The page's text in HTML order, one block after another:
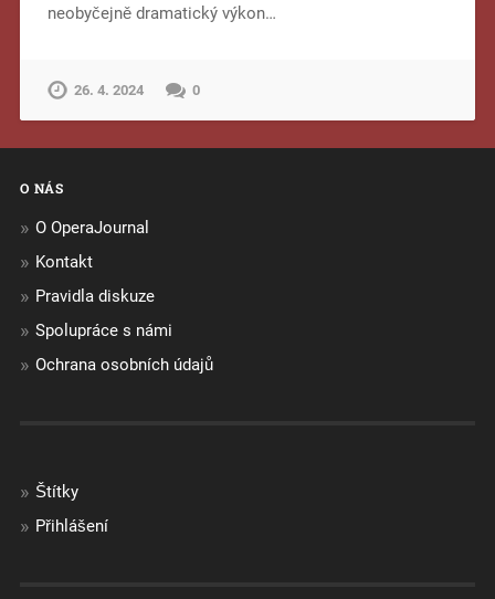
neobyčejně dramatický výkon…
26. 4. 2024 0
O NÁS
O OperaJournal
Kontakt
Pravidla diskuze
Spolupráce s námi
Ochrana osobních údajů
Štítky
Přihlášení